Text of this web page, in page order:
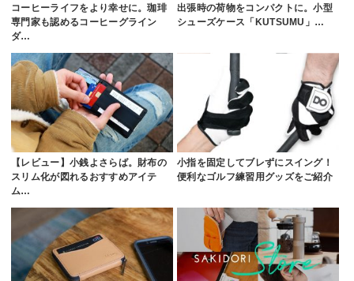
コーヒーライフをより幸せに。珈琲
専門家も認めるコーヒーグライン
ダ…
出張時の荷物をコンパクトに。小型
シューズケース「KUTSUMU」…
【レビュー】小銭よさらば。財布の
スリム化が図れるおすすめアイテ
ム…
小指を固定してブレずにスイング！
便利なゴルフ練習用グッズをご紹介